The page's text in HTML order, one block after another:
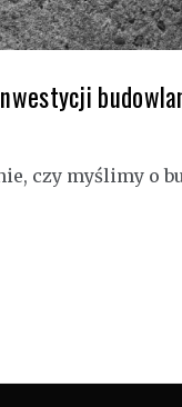
czy myślimy o